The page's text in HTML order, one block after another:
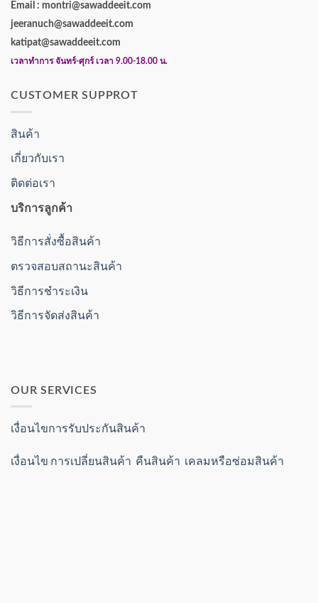
Email : montri@sawaddeeit.com
jeeranuch@sawaddeeit.com
katipat@sawaddeeit.com
เวลาทำการ จันทร์-ศุกร์ เวลา 9.00-18.00 น.
CUSTOMER SUPPROT
สินค้า
เกี่ยวกับเรา
ติดต่อเรา
บริการลูกค้า
วิธีการสั่งซื้อสินค้า
ตรวจสอบสถานะสินค้า
วิธีการชำระเงิน
วิธีการจัดส่งสินค้า
OUR SERVICES
เงื่อนไขการรับประกันสินค้า
เงื่อนไข การเปลี่ยนสินค้า คืนสินค้า เคลมหรือซ่อมสินค้า